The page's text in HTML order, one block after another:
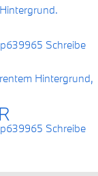
p639965 Schreibe
p639965 Schreibe